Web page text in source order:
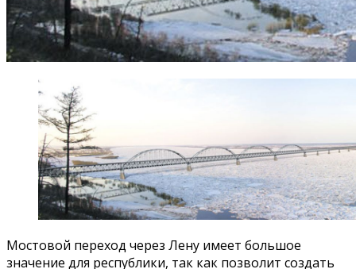
Мостовой переход через Лену имеет большое
значение для республики, так как позволит создать